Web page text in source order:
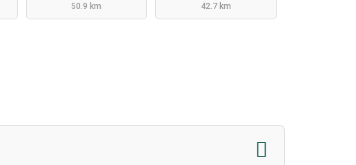
50.9 km
42.7 km